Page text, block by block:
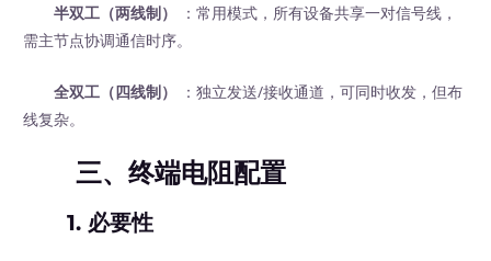
半双工（两线制）
：常用模式，所有设备共享一对信号线，
需主节点协调通信时序。
全双工（四线制）
：独立发送/接收通道，可同时收发，但布
线复杂。
三、终端电阻配置
1. 必要性